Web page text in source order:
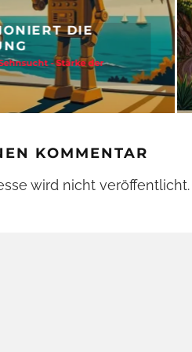
SEHNSUCHT
von nicko cruises westwärts
KOMMENTAR
wird nicht veröffentlicht.